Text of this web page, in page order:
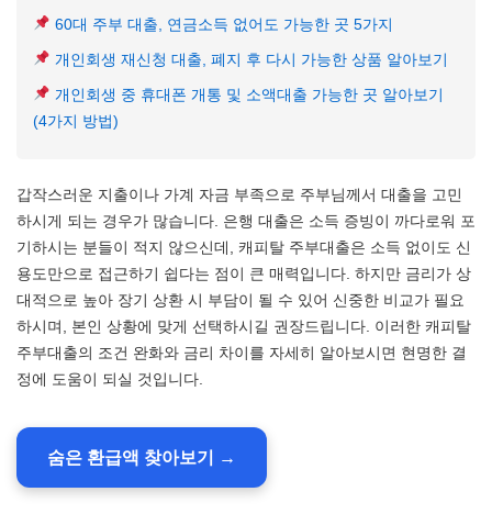
60대 주부 대출, 연금소득 없어도 가능한 곳 5가지
개인회생 재신청 대출, 폐지 후 다시 가능한 상품 알아보기
개인회생 중 휴대폰 개통 및 소액대출 가능한 곳 알아보기
(4가지 방법)
갑작스러운 지출이나 가계 자금 부족으로 주부님께서 대출을 고민
하시게 되는 경우가 많습니다. 은행 대출은 소득 증빙이 까다로워 포
기하시는 분들이 적지 않으신데, 캐피탈 주부대출은 소득 없이도 신
용도만으로 접근하기 쉽다는 점이 큰 매력입니다. 하지만 금리가 상
대적으로 높아 장기 상환 시 부담이 될 수 있어 신중한 비교가 필요
하시며, 본인 상황에 맞게 선택하시길 권장드립니다. 이러한 캐피탈
주부대출의 조건 완화와 금리 차이를 자세히 알아보시면 현명한 결
정에 도움이 되실 것입니다.
숨은 환급액 찾아보기 →